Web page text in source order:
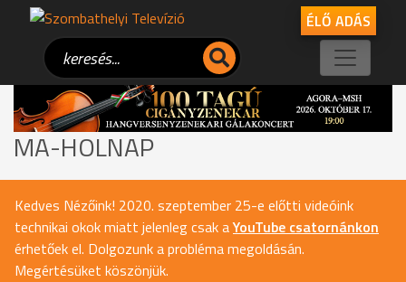
ÉLŐ ADÁS
MA-HOLNAP
Kedves Nézőink! 2020. szeptember 25-e előtti videóink
technikai okok miatt jelenleg csak aYouTube csatornánkon
érhetőek el. Dolgozunk a probléma megoldásán.
Megértésüket köszönjük.